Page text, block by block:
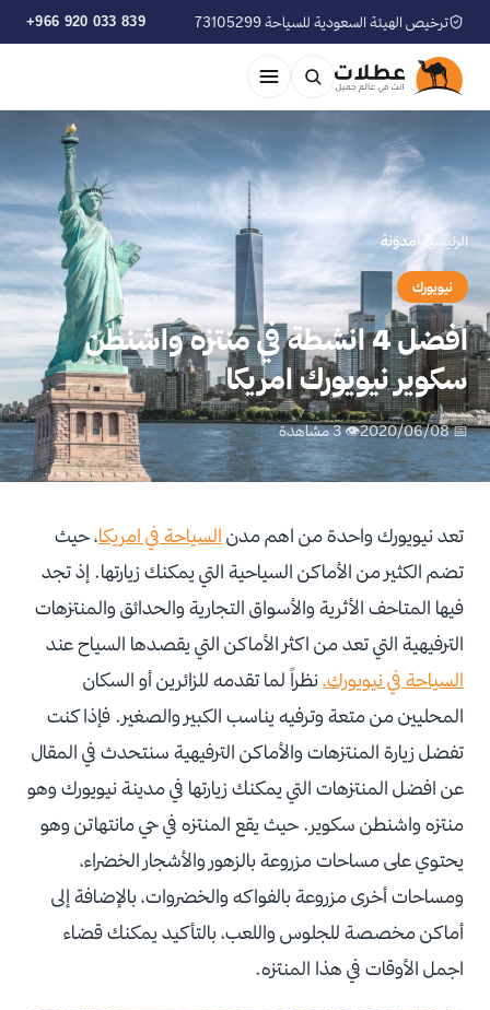
ترخيص الهيئة السعودية للسياحة 73105299 +966 920 033 839
الرئيسية ›مدوّنة
نيويورك
افضل 4 انشطة في منتزه واشنطن
سكوير نيويورك امريكا
📅 2020/06/08 👁 3 مشاهدة
تعد نيويورك واحدة من اهم مدن السياحة في امريكا، حيث
تضم الكثير من الأماكن السياحية التي يمكنك زيارتها. إذ تجد
فيها المتاحف الأثرية والأسواق التجارية والحدائق والمنتزهات
الترفيهية التي تعد من اكثر الأماكن التي يقصدها السياح عند
السياحة في نيويورك،نظراً لما تقدمه للزائرين أو السكان
المحليين من متعة وترفيه يناسب الكبير والصغير. فإذا كنت
تفضل زيارة المنتزهات والأماكن الترفيهية سنتحدث في المقال
عن افضل المنتزهات التي يمكنك زيارتها في مدينة نيويورك وهو
منتزه واشنطن سكوير. حيث يقع المنتزه في حي مانتهاتن وهو
يحتوي على مساحات مزروعة بالزهور والأشجار الخضراء،
ومساحات أخرى مزروعة بالفواكه والخضروات، بالإضافة إلى
أماكن مخصصة للجلوس واللعب، بالتأكيد يمكنك قضاء
اجمل الأوقات في هذا المنتزه.